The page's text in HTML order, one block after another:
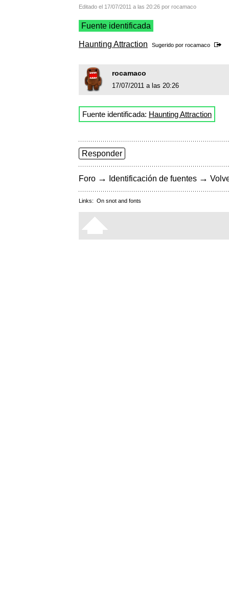
Editado el 17/07/2011 a las 20:26 por rocamaco
Fuente identificada
Haunting Attraction Sugerido por rocamaco
rocamaco
17/07/2011 a las 20:26
Fuente identificada: Haunting Attraction
Responder
Foro → Identificación de fuentes →
Links: On snot and fonts